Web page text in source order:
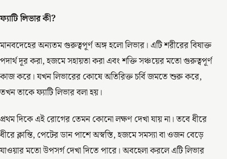
ফ্যাটি লিভার কী?
মানবদেহের অন্যতম গুরুত্বপূর্ণ অঙ্গ হলো লিভার। এটি শরীরের বিষাক্ত
পদার্থ দূর করা, হজমে সহায়তা করা এবং শক্তি সঞ্চয়ের মতো গুরুত্বপূর্ণ
কাজ করে। যখন লিভারের কোষে অতিরিক্ত চর্বি জমতে শুরু করে,
তখন তাকে ফ্যাটি লিভার বলা হয়।
প্রথম দিকে এই রোগের তেমন কোনো লক্ষণ দেখা যায় না। তবে ধীরে
ধীরে ক্লান্তি, পেটের ডান পাশে অস্বস্তি, হজমে সমস্যা বা ওজন বেড়ে
যাওয়ার মতো উপসর্গ দেখা দিতে পারে। অবহেলা করলে এটি লিভার